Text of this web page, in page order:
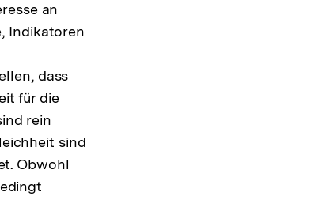
an
Indikatoren
dass
für die
rein
sind
Obwohl